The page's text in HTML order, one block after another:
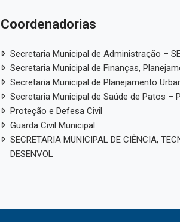
Coordenadorias
Secretaria Municipal de Administração –
Secretaria Municipal de Finanças,
Secretaria Municipal de Planejamento
Secretaria Municipal de Saúde de Patos –
Proteção e Defesa Civil
Guarda Civil Municipal
SECRETARIA MUNICIPAL DE CIÊNCIA,
DESENVOL